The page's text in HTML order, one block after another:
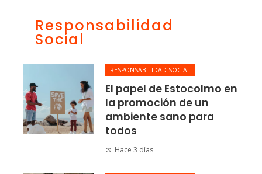
Responsabilidad
Social
RESPONSABILIDAD SOCIAL
El papel de Estocolmo en
la promoción de un
ambiente sano para
todos
Hace 3 días